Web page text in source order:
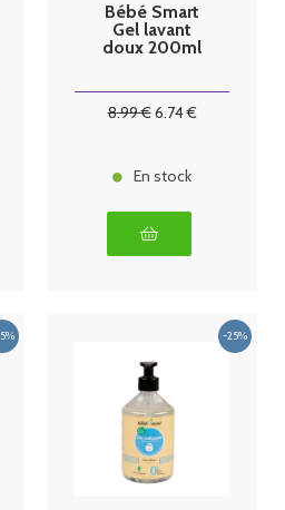
Bébé Smart
Gel lavant
doux 200ml
8.99€6.74€
En stock